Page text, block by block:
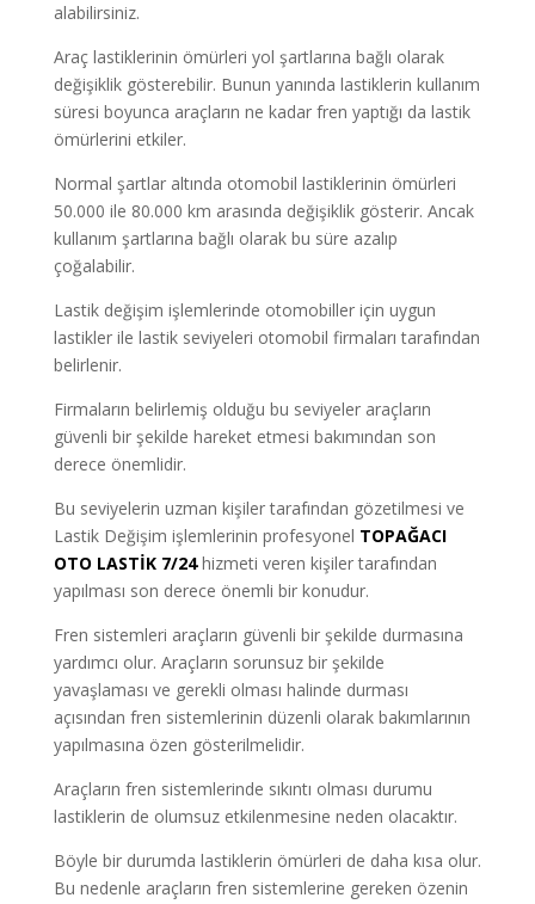
alabilirsiniz.
Araç lastiklerinin ömürleri yol şartlarına bağlı olarak
değişiklik gösterebilir. Bunun yanında lastiklerin kullanım
süresi boyunca araçların ne kadar fren yaptığı da lastik
ömürlerini etkiler.
Normal şartlar altında otomobil lastiklerinin ömürleri
50.000 ile 80.000 km arasında değişiklik gösterir. Ancak
kullanım şartlarına bağlı olarak bu süre azalıp
çoğalabilir.
Lastik değişim işlemlerinde otomobiller için uygun
lastikler ile lastik seviyeleri otomobil firmaları tarafından
belirlenir.
Firmaların belirlemiş olduğu bu seviyeler araçların
güvenli bir şekilde hareket etmesi bakımından son
derece önemlidir.
Bu seviyelerin uzman kişiler tarafından gözetilmesi ve
Lastik Değişim işlemlerinin profesyonel TOPAĞACI
OTO LASTİK 7/24hizmeti veren kişiler tarafından
yapılması son derece önemli bir konudur.
Fren sistemleri araçların güvenli bir şekilde durmasına
yardımcı olur. Araçların sorunsuz bir şekilde
yavaşlaması ve gerekli olması halinde durması
açısından fren sistemlerinin düzenli olarak bakımlarının
yapılmasına özen gösterilmelidir.
Araçların fren sistemlerinde sıkıntı olması durumu
lastiklerin de olumsuz etkilenmesine neden olacaktır.
Böyle bir durumda lastiklerin ömürleri de daha kısa olur.
Bu nedenle araçların fren sistemlerine gereken özenin